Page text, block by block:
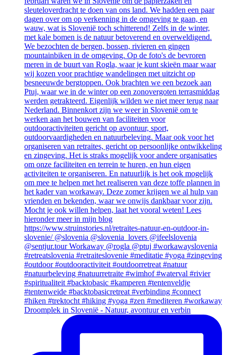
Droomplek in Slovenië - Natuur, avontuur en verbin